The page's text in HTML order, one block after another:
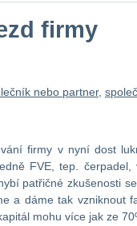
firmy
nebo partner,
firmy v nyní dost
FVE, tep.
patřičné zkušenosti
a dáme tak vzniknout
mohu více jak ze